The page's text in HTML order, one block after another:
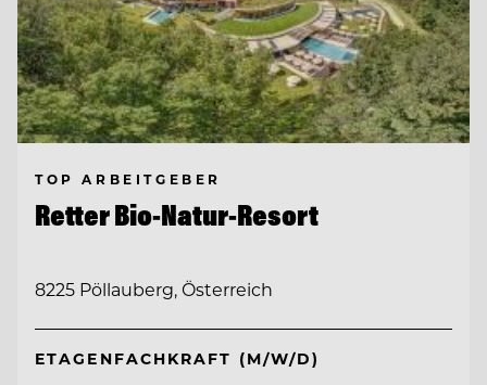
TOP ARBEITGEBER
Retter Bio-Natur-Resort
8225 Pöllauberg, Österreich
ETAGENFACHKRAFT (M/W/D)